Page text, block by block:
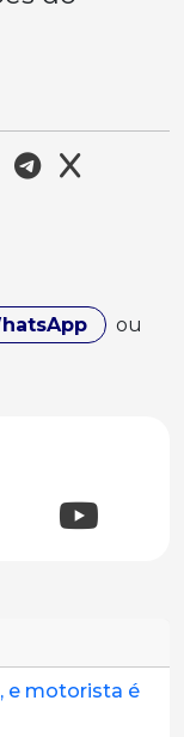
ou
e motorista é